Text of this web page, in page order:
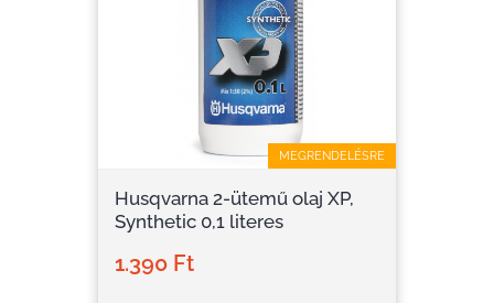
MEGRENDELÉSRE
Husqvarna 2-ütemű olaj XP,
Synthetic 0,1 literes
1.390 Ft